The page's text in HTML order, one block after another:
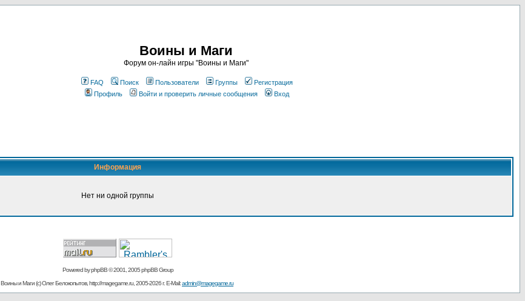
Воины и Маги
Форум он-лайн игры "Воины и Маги"
FAQ Поиск Пользователи Группы
Регистрация
Профиль
Войти и проверить личные сообщения Вход
Информация
Нет ни одной группы
Powered byphpBB© 2001, 2005 phpBB Group
Воины и Маги (c) Олег Белокопытов, http://magegame.ru, 2005-2026 г. E-Mail:admin@magegame.ru